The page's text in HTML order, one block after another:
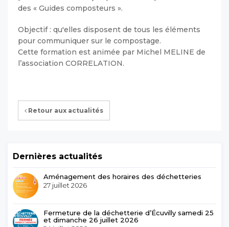
des « Guides composteurs ».
Objectif : qu'elles disposent de tous les éléments
pour communiquer sur le compostage.
Cette formation est animée par Michel MELINE de
l’association CORRELATION.
Retour aux actualités
Dernières actualités
Aménagement des horaires des déchetteries
27 juillet 2026
Fermeture de la déchetterie d’Écuvilly samedi 25
et dimanche 26 juillet 2026